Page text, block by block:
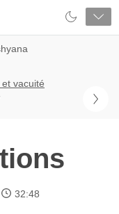
vacuité
32:48